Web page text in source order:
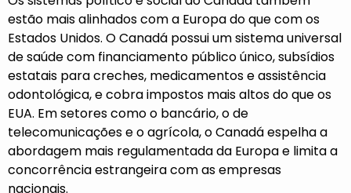
estão mais alinhados com a Europa do que com os
Estados Unidos. O Canadá possui um sistema universal
de saúde com financiamento público único, subsídios
estatais para creches, medicamentos e assistência
odontológica, ecobra impostos mais altosdo que os
EUA. Em setores como o bancário, o de
telecomunicações e o agrícola, o Canadá espelha a
abordagem mais regulamentada da Europa e limita a
concorrência estrangeira com as empresas
nacionais.